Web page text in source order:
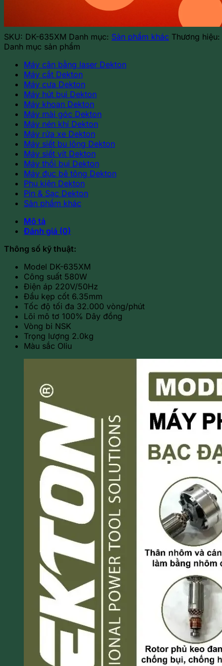
SKU: DK-635XM Danh mục: Sản phẩm khác Thương hiệu:
Danh mục sản phẩm
Máy cân bằng laser Dekton
Máy cắt Dekton
Máy cưa Dekton
Máy hút bụi Dekton
Máy khoan Dekton
Máy mài góc Dekton
Máy nén khí Dekton
Máy rửa xe Dekton
Máy siết bu lông Dekton
Máy siết vít Dekton
Máy thổi bụi Dekton
Máy đục bê tông Dekton
Phụ kiện Dekton
Pin & Sạc Dekton
Sản phẩm khác
Mô tả
Đánh giá (0)
Thông số kỹ thuật:
Model DK-635XM
Công suất 580W
Điện áp 220V/50Hz
Đầu kẹp cốt 6.35mm
Tốc độ tối đa 32.000 vòng/phút
Lõi mô tơ 100% Dây đồng
Vòng bi NSK
Trọng lượng 2.0kg
Màu sắc Oliu